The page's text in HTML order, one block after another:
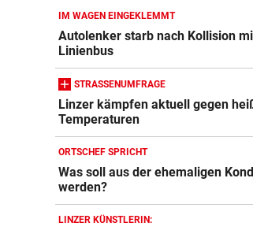
IM WAGEN EINGEKLEMMT
Autolenker starb nach Kollision
Linienbus
STRASSENUMFRAGE
Linzer kämpfen aktuell gegen
Temperaturen
ORTSCHEF SPRICHT
Was soll aus der ehemaligen
werden?
LINZER KÜNSTLERIN: